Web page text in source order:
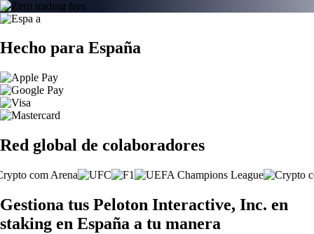
Hecho para España
Red global de colaboradores
Gestiona tus Peloton Interactive, Inc. en
staking en España a tu manera